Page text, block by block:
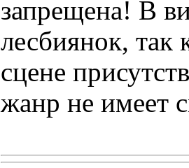
запрещена! В
лесбиянок, так
сцене
жанр не имеет